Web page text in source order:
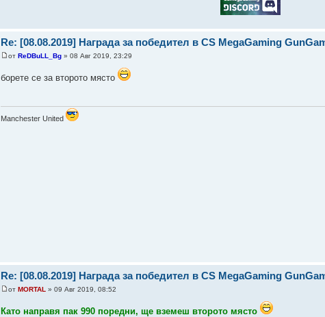
Re: [08.08.2019] Награда за победител в CS MegaGaming
отReDBuLL_Bg » 08 Авг 2019, 23:29
борете се за второто място
Manchester United
Re: [08.08.2019] Награда за победител в CS MegaGaming
отMORTAL » 09 Авг 2019, 08:52
Като направя пак 990 поредни, ще вземеш второто място